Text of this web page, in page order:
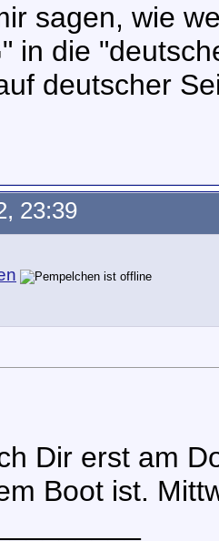
sagen, wie
in die
deutscher
23:39
Dir erst am
Boot ist.